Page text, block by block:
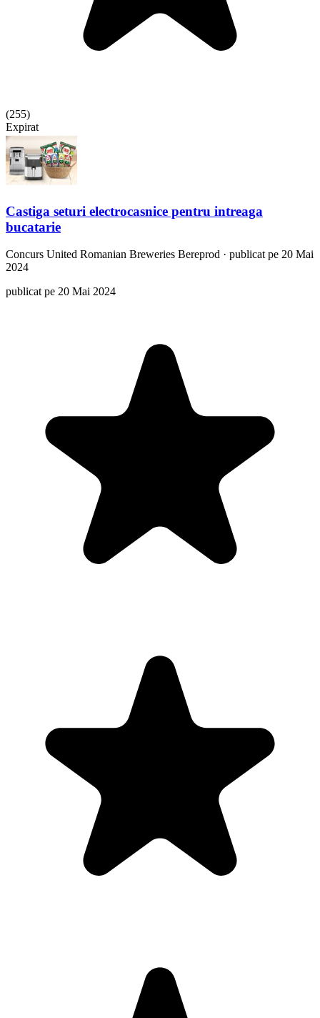
(255)
Expirat
Castiga seturi electrocasnice pentru intreaga
bucatarie
Concurs United Romanian Breweries Bereprod · publicat pe 20 Mai
2024
publicat pe 20 Mai 2024